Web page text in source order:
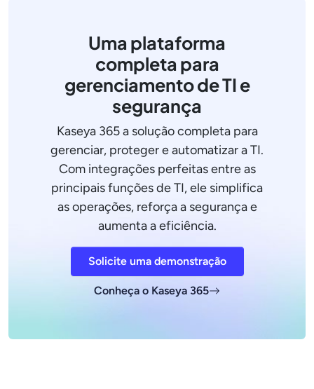
Uma plataforma
completa para
gerenciamento de TI e
segurança
Kaseya 365 a solução completa para
gerenciar, proteger e automatizar a TI.
Com integrações perfeitas entre as
principais funções de TI, ele simplifica
as operações, reforça a segurança e
aumenta a eficiência.
Solicite uma demonstração
Conheça o Kaseya 365